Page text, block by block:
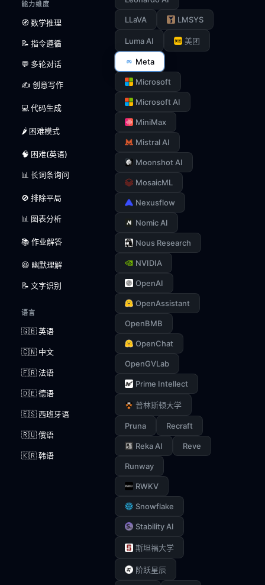
能力维度
🧭 数学推理
📝 指令遵循
💬 多轮对话
✍️ 创意写作
💻 代码生成
🌶️ 困难模式
🧠 困难(英语)
📊 长词条询问
🚫 排除平局
📊 图表分析
📚 作业解答
😆 幽默理解
📝 文字识别
语言
🇬🇧 英语
🇨🇳 中文
🇫🇷 法语
🇩🇪 德语
🇪🇸 西班牙语
🇷🇺 俄语
🇰🇷 韩语
LLaVA LMSYS
Luma AI 美团
Meta
Microsoft
Microsoft AI
MiniMax
Mistral AI
Moonshot AI
MosaicML
Nexusflow
Nomic AI
Nous Research
NVIDIA
OpenAI
OpenAssistant
OpenBMB
OpenChat
OpenGVLab
Prime Intellect
普林斯顿大学
Pruna Recraft
Reka AI Reve
Runway
RWKV
Snowflake
Stability AI
斯坦福大学
阶跃星辰